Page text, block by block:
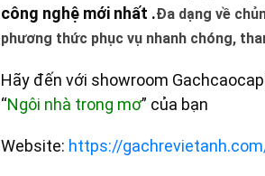
công nghệ mới nhất .Đa dạng về
phương thức phục vụ nhanh chóng,
Hãy đến với showroom
“Ngôi nhà trong mơ” của bạn
Website: https://